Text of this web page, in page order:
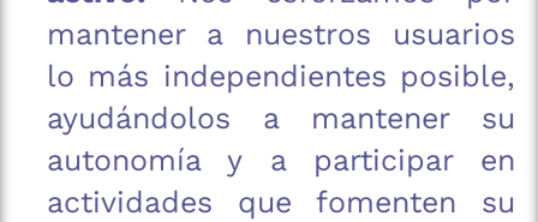
mantener a nuestros usuarios
lo más independientes posible,
ayudándolos a mantener su
autonomía y a participar en
actividades que fomenten su